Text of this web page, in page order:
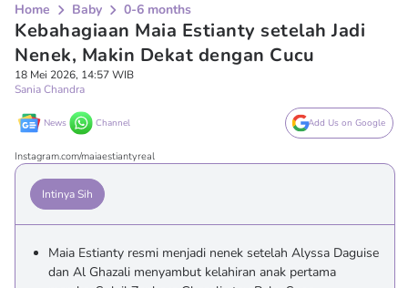
Home Baby 0-6 months
Kebahagiaan Maia Estianty setelah Jadi
Nenek, Makin Dekat dengan Cucu
18 Mei 2026, 14:57 WIB
Sania Chandra
News Channel Add Us on Google
Instagram.com/maiaestiantyreal
Intinya Sih
Maia Estianty resmi menjadi nenek setelah Alyssa Daguise
dan Al Ghazali menyambut kelahiran anak pertama